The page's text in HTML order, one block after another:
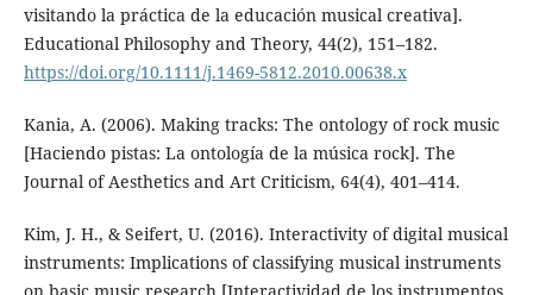
visitando la práctica de la educación musical creativa].
Educational Philosophy and Theory, 44(2), 151–182.
https://doi.org/10.1111/j.1469-5812.2010.00638.x
Kania, A. (2006). Making tracks: The ontology of rock music
[Haciendo pistas: La ontología de la música rock]. The
Journal of Aesthetics and Art Criticism, 64(4), 401–414.
Kim, J. H., & Seifert, U. (2016). Interactivity of digital musical
instruments: Implications of classifying musical instruments